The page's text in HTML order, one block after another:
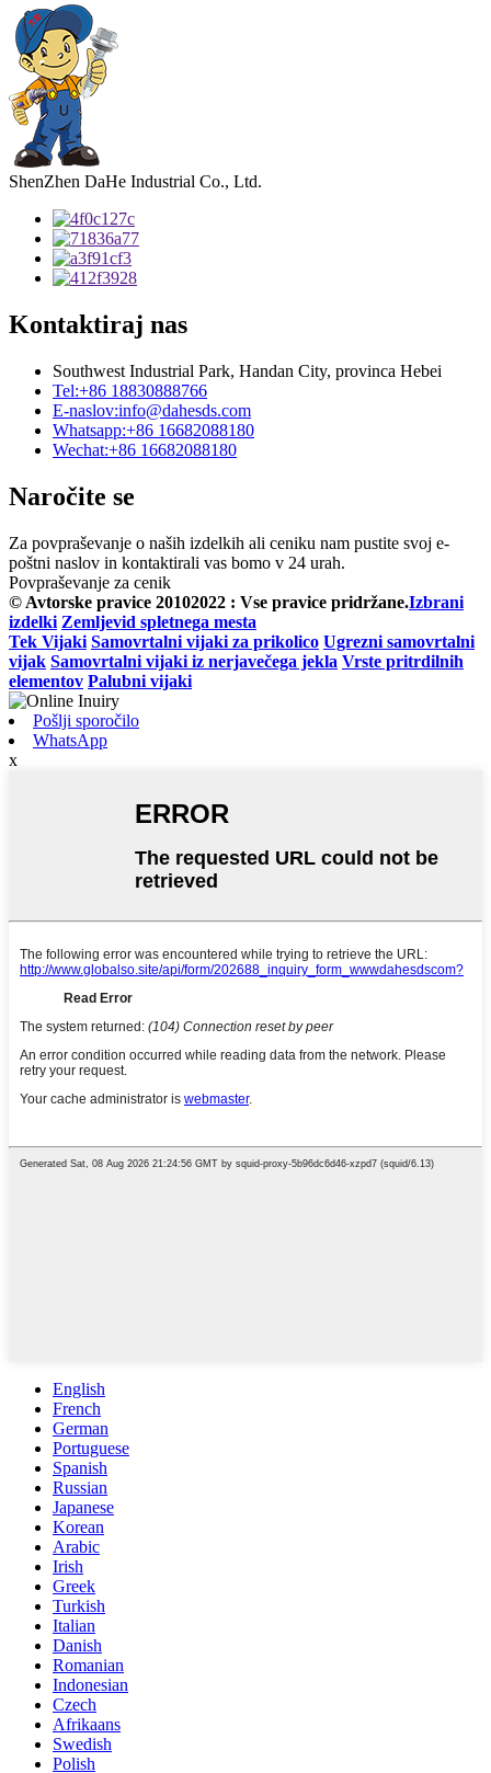
ShenZhen DaHe Industrial Co., Ltd.
Kontaktiraj nas
Southwest Industrial Park, Handan City, provinca Hebei
Tel:+86 18830888766
E-naslov:info@dahesds.com
Whatsapp:+86 16682088180
Wechat:+86 16682088180
Naročite se
Za povpraševanje o naših izdelkih ali ceniku nam pustite svoj e-
poštni naslov in kontaktirali vas bomo v 24 urah.
Povpraševanje za cenik
© Avtorske pravice 20102022 : Vse pravice pridržane.Izbrani
izdelki Zemljevid spletnega mesta
Tek Vijaki Samovrtalni vijaki za prikolico Ugrezni samovrtalni
vijak Samovrtalni vijaki iz nerjavečega jekla Vrste pritrdilnih
elementov Palubni vijaki
Pošlji sporočilo
WhatsApp
x
English
French
German
Portuguese
Spanish
Russian
Japanese
Korean
Arabic
Irish
Greek
Turkish
Italian
Danish
Romanian
Indonesian
Czech
Afrikaans
Swedish
Polish